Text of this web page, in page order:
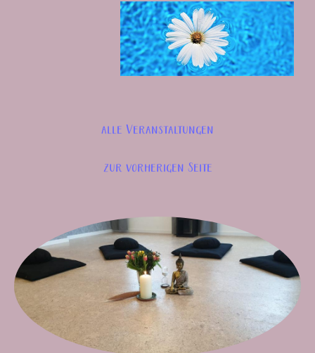
alle Veranstaltungen
zur vorherigen Seite